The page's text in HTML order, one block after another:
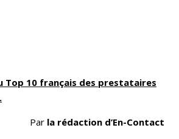
Top 10 français des prestataires
Par la rédaction d’En-Contact